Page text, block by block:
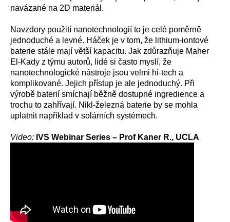
navázané na 2D materiál.
Navzdory použití nanotechnologií to je celé poměrně
jednoduché a levné. Háček je v tom, že lithium-iontové
baterie stále mají větší kapacitu. Jak zdůrazňuje Maher
El-Kady z týmu autorů, lidé si často myslí, že
nanotechnologické nástroje jsou velmi hi-tech a
komplikované. Jejich přístup je ale jednoduchý. Při
výrobě baterií smíchají běžně dostupné ingredience a
trochu to zahřívají. Nikl-železná baterie by se mohla
uplatnit například v solárních systémech.
Video: IVS Webinar Series – Prof Kaner R., UCLA